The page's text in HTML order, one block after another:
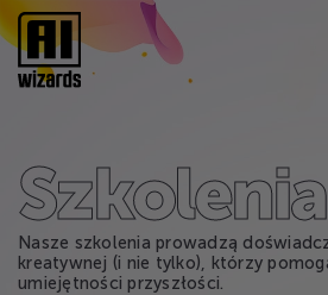
Nasze szkolenia prowadzą
kreatywnej (i nie tylko), którzy
umiejętności przyszłości.